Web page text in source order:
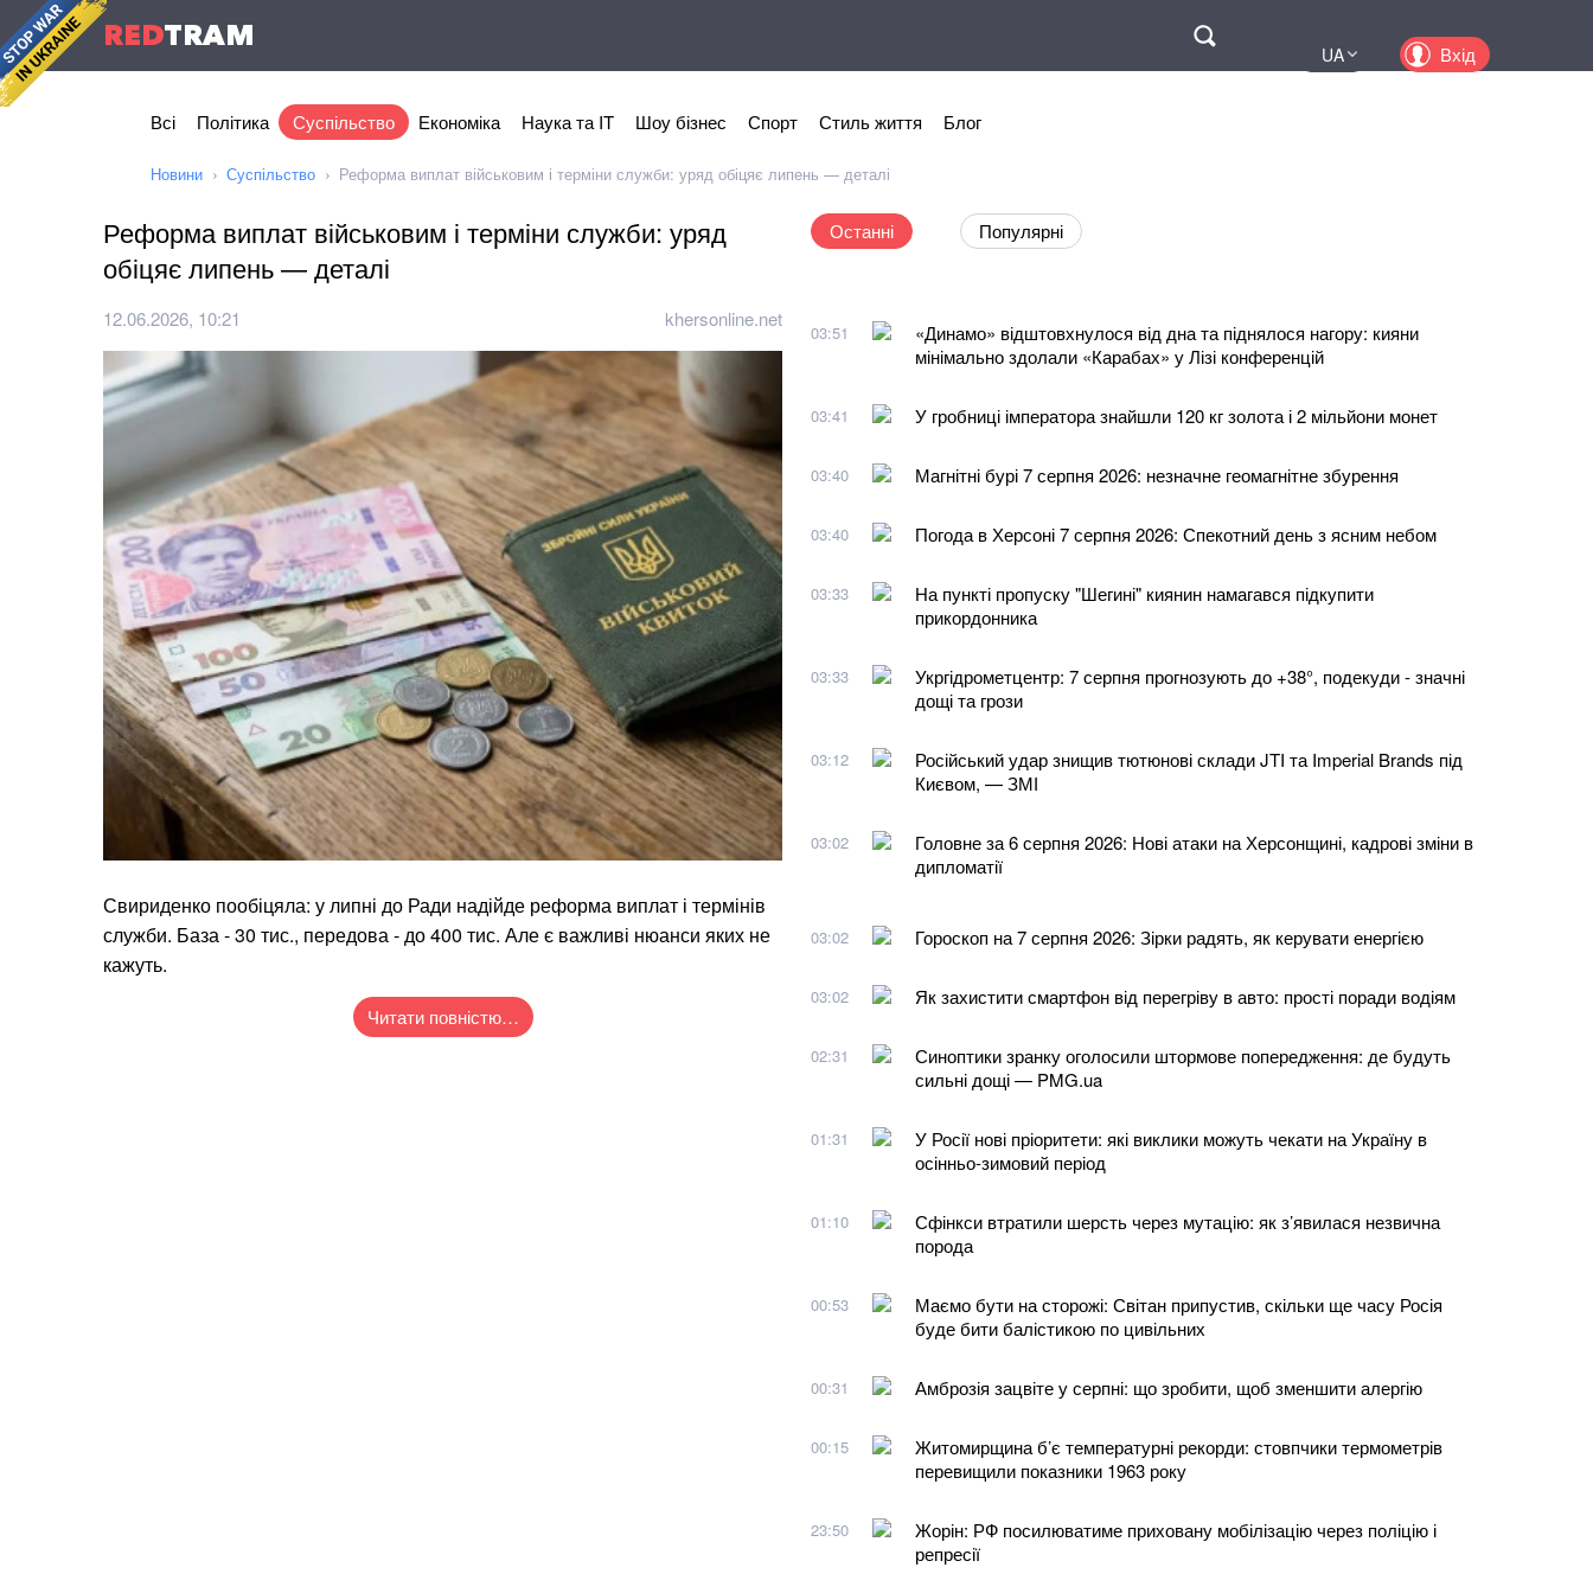
REDTRAM
UA
Вхід
Всі Політика Суспільство Економіка Наука та IT Шоу бізнес Спорт Стиль життя Блог
Новини Суспільство Реформа виплат військовим і терміни служби: уряд обіцяє липень — деталі
Реформа виплат військовим і терміни служби: уряд
обіцяє липень — деталі
12.06.2026, 10:21 khersonline.net
Свириденко пообіцяла: у липні до Ради надійде реформа виплат і термінів
служби. База - 30 тис., передова - до 400 тис. Але є важливі нюанси яких не
кажуть.
Читати повністю…
Останні Популярні
03:51
«Динамо» відштовхнулося від дна та піднялося нагору: кияни
мінімально здолали «Карабах» у Лізі конференцій
03:41 У гробниці імператора знайшли 120 кг золота і 2 мільйони монет
03:40 Магнітні бурі 7 серпня 2026: незначне геомагнітне збурення
03:40 Погода в Херсоні 7 серпня 2026: Спекотний день з ясним небом
03:33
На пункті пропуску "Шегині" киянин намагався підкупити
прикордонника
03:33
Укргідрометцентр: 7 серпня прогнозують до +38°, подекуди - значні
дощі та грози
03:12
Російський удар знищив тютюнові склади JTI та Imperial Brands під
Києвом, — ЗМІ
03:02
Головне за 6 серпня 2026: Нові атаки на Херсонщині, кадрові зміни в
дипломатії
03:02 Гороскоп на 7 серпня 2026: Зірки радять, як керувати енергією
03:02 Як захистити смартфон від перегріву в авто: прості поради водіям
02:31
Синоптики зранку оголосили штормове попередження: де будуть
сильні дощі — PMG.ua
01:31
У Росії нові пріоритети: які виклики можуть чекати на Україну в
осінньо-зимовий період
01:10
Сфінкси втратили шерсть через мутацію: як з’явилася незвична
порода
00:53
Маємо бути на сторожі: Світан припустив, скільки ще часу Росія
буде бити балістикою по цивільних
00:31 Амброзія зацвіте у серпні: що зробити, щоб зменшити алергію
00:15
Житомирщина б’є температурні рекорди: стовпчики термометрів
перевищили показники 1963 року
23:50
Жорін: РФ посилюватиме приховану мобілізацію через поліцію і
репресії